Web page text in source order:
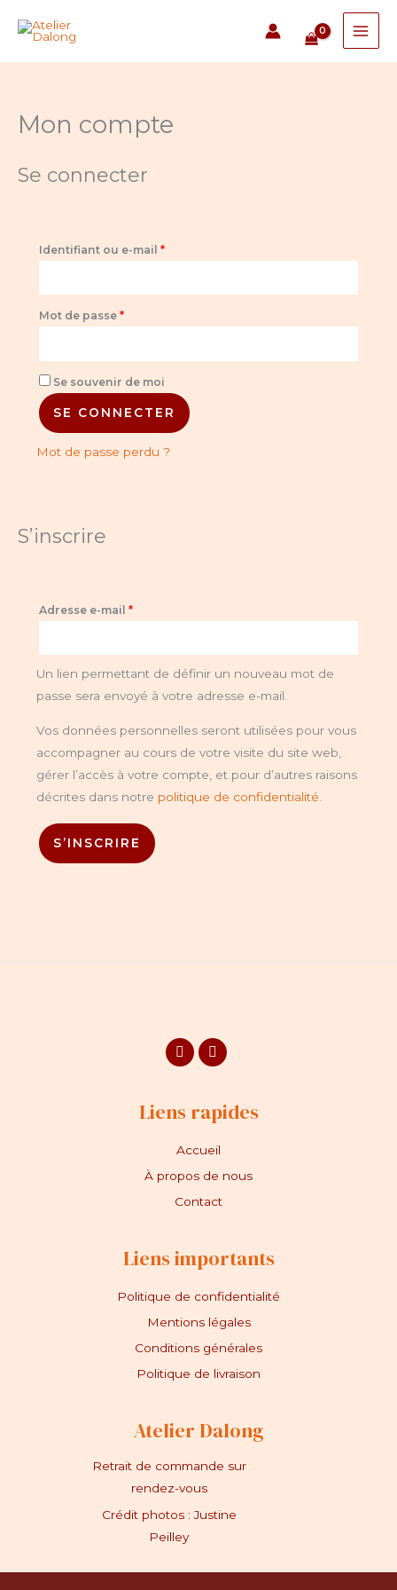
Mon compte
Se connecter
Identifiant ou e-mail *
Mot de passe *
Se souvenir de moi
SE CONNECTER
Mot de passe perdu ?
S’inscrire
Adresse e-mail *
Un lien permettant de définir un nouveau mot de
passe sera envoyé à votre adresse e-mail.
Vos données personnelles seront utilisées pour vous
accompagner au cours de votre visite du site web,
gérer l’accès à votre compte, et pour d’autres raisons
décrites dans notre politique de confidentialité
S’INSCRIRE
FacebookInstagram
Liens rapides
Accueil
À propos de nous
Contact
Liens importants
Politique de confidentialité
Mentions légales
Conditions générales
Politique de livraison
Atelier Dalong
Retrait de commande sur
rendez-vous
Crédit photos : Justine
Peilley